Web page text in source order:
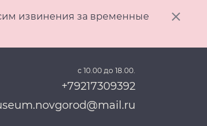
извинения за временные
с 10.00 до 18.00.
+79217309392